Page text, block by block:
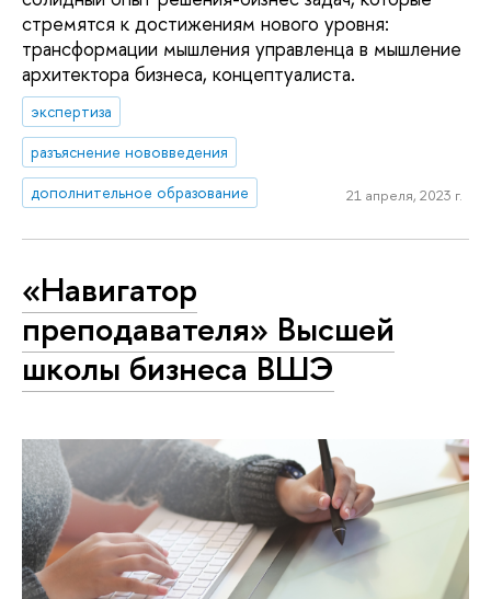
стремятся к достижениям нового уровня:
трансформации мышления управленца в мышление
архитектора бизнеса, концептуалиста.
экспертиза
разъяснение нововведения
дополнительное образование
21 апреля, 2023 г.
«Навигатор
преподавателя» Высшей
школы бизнеса ВШЭ